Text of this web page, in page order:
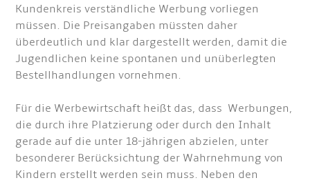
Kundenkreis verständliche Werbung vorliegen
müssen. Die Preisangaben müssten daher
überdeutlich und klar dargestellt werden, damit die
Jugendlichen keine spontanen und unüberlegten
Bestellhandlungen vornehmen.
Für die Werbewirtschaft heißt das, dass Werbungen,
die durch ihre Platzierung oder durch den Inhalt
gerade auf die unter 18-jährigen abzielen, unter
besonderer Berücksichtung der Wahrnehmung von
Kindern erstellt werden sein muss. Neben den